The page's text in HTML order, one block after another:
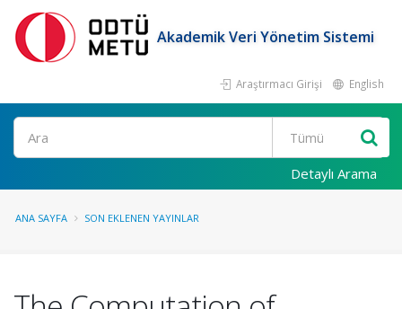
Akademik Veri Yönetim Sistemi
Araştırmacı Girişi English
Ara
Detaylı Arama
ANA SAYFA SON EKLENEN YAYINLAR